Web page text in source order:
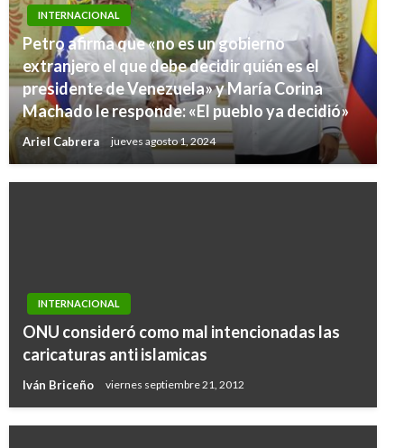
INTERNACIONAL
Petro afirma que «no es un gobierno
extranjero el que debe decidir quién es el
presidente de Venezuela» y María Corina
Machado le responde: «El pueblo ya decidió»
Ariel Cabrera jueves agosto 1, 2024
INTERNACIONAL
ONU consideró como mal intencionadas las
caricaturas anti islamicas
Iván Briceño viernes septiembre 21, 2012